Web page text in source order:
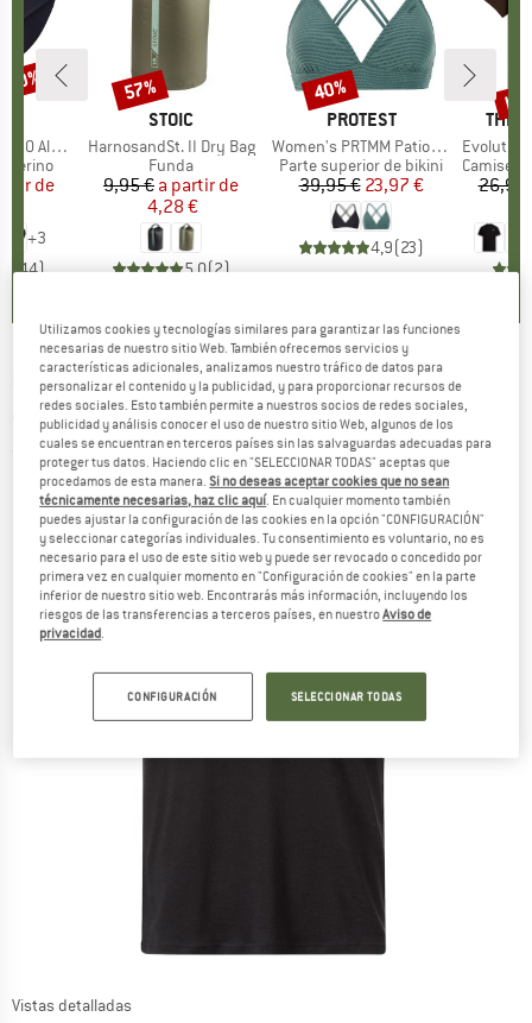
Brief
merino
reducido
de
+3
(44)
MARCA
STOIC
Artículo
HarnosandSt. II Dry Bag
Product group
Funda
Precio
9,95 € Precio reducido
a partir de
4,28 €
5,0(2)
Descuento
57%
MARCA
PROTEST
Artículo
Women's PRTMM Patio Triangle
Product group
Parte superior de bikini
Precio
39,95 €Precio reducido
23,97 €
4,9(23)
Descuento
40%
THE
Artículo
Evolution
Product
Camiseta
26,95
BERGANS -Whenever Merino Tee - Camiseta
de merino
(0)
Vistas detalladas
Utilizamos cookies y tecnologías similares para garantizar las funciones
necesarias de nuestro sitio Web. También ofrecemos servicios y
características adicionales, analizamos nuestro tráfico de datos para
personalizar el contenido y la publicidad, y para proporcionar recursos de
redes sociales. Esto también permite a nuestros socios de redes sociales,
publicidad y análisis conocer el uso de nuestro sitio Web, algunos de los
cuales se encuentran en terceros países sin las salvaguardas adecuadas para
proteger tus datos. Haciendo clic en "SELECCIONAR TODAS" aceptas que
procedamos de esta manera.Si no deseas aceptar cookies que no sean
técnicamente necesarias, haz clic aquí. En cualquier momento también
puedes ajustar la configuración de las cookies en la opción "CONFIGURACIÓN"
y seleccionar categorías individuales. Tu consentimiento es voluntario, no es
necesario para el uso de este sitio web y puede ser revocado o concedido por
primera vez en cualquier momento en "Configuración de cookies" en la parte
inferior de nuestro sitio web. Encontrarás más información, incluyendo los
riesgos de las transferencias a terceros países, en nuestroAviso de
privacidad
CONFIGURACIÓN SELECCIONAR TODAS